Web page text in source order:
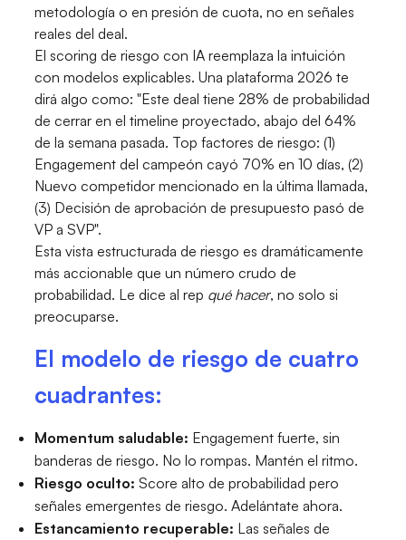
metodología o en presión de cuota, no en señales
reales del deal.
El scoring de riesgo con IA reemplaza la intuición
con modelos explicables. Una plataforma 2026 te
dirá algo como: "Este deal tiene 28% de probabilidad
de cerrar en el timeline proyectado, abajo del 64%
de la semana pasada. Top factores de riesgo: (1)
Engagement del campeón cayó 70% en 10 días, (2)
Nuevo competidor mencionado en la última llamada,
(3) Decisión de aprobación de presupuesto pasó de
VP a SVP".
Esta vista estructurada de riesgo es dramáticamente
más accionable que un número crudo de
probabilidad. Le dice al rep qué hacer, no solo si
preocuparse.
El modelo de riesgo de cuatro
cuadrantes:
Momentum saludable: Engagement fuerte, sin
banderas de riesgo. No lo rompas. Mantén el ritmo.
Riesgo oculto: Score alto de probabilidad pero
señales emergentes de riesgo. Adelántate ahora.
Estancamiento recuperable: Las señales de